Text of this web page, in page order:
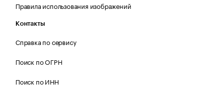
Правила использования изображений
Контакты
Справка по сервису
Поиск по ОГРН
Поиск по ИНН